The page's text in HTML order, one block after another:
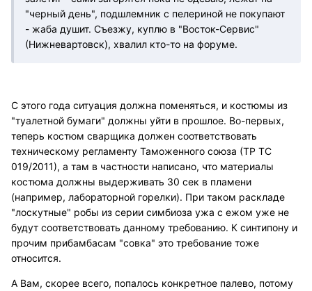
"черный день", подшлемник с пелериной не покупают
- жаба душит. Съезжу, куплю в "Восток-Сервис"
(Нижневартовск), хвалил кто-то на форуме.
С этого года ситуация должна поменяться, и костюмы из
"туалетной бумаги" должны уйти в прошлое. Во-первых,
теперь костюм сварщика должен соответствовать
техническому регламенту Таможенного союза (ТР ТС
019/2011), а там в частности написано, что материалы
костюма должны выдерживать 30 сек в пламени
(например, лабораторной горелки). При таком раскладе
"лоскутные" робы из серии симбиоза ужа с ежом уже не
будут соответствовать данному требованию. К синтипону и
прочим прибамбасам "совка" это требование тоже
относится.
А Вам, скорее всего, попалось конкретное палево, потому